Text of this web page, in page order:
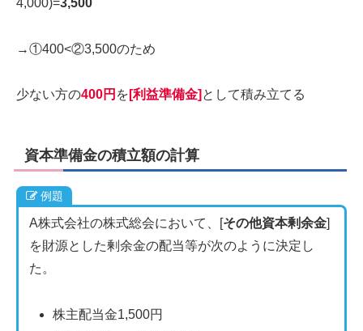
→①400<②3,500のため
少ない方の400円 を [利益準備金] として積み立てる
資本準備金の積立額の計算
例題
A株式会社の株式総会において、[その他資本剰余金]
を財源とした剰余金の配当等が次のように決定し
た。
株主配当金1,500円